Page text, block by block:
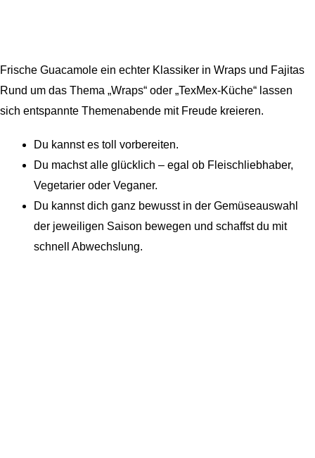
Frische Guacamole ein echter Klassiker in Wraps und Fajitas
Rund um das Thema „Wraps“ oder „TexMex-Küche“ lassen
sich entspannte Themenabende mit Freude kreieren.
Du kannst es toll vorbereiten.
Du machst alle glücklich – egal ob Fleischliebhaber,
Vegetarier oder Veganer.
Du kannst dich ganz bewusst in der Gemüseauswahl
der jeweiligen Saison bewegen und schaffst du mit
schnell Abwechslung.